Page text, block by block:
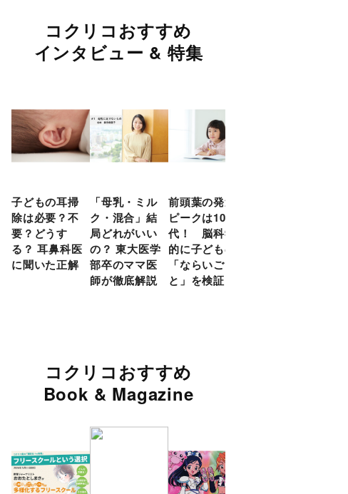
コクリコおすすめ
インタビュー & 特集
子どもの耳掃
除は必要？不
要？どうす
る？ 耳鼻科医
に聞いた正解
「母乳・ミル
ク・混合」結
局どれがいい
の？ 東大医学
部卒のママ医
師が徹底解説
前頭葉の発達
ピークは10
代！ 脳科学
的に子どもの
「ならいご
と」を検証
コクリコおすすめ
Book & Magazine